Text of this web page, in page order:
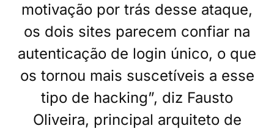
motivação por trás desse ataque,
os dois sites parecem confiar na
autenticação de login único, o que
os tornou mais suscetíveis a esse
tipo de hacking”, diz Fausto
Oliveira, principal arquiteto de